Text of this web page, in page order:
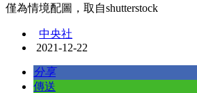
僅為情境配圖，取自shutterstock
中央社
2021-12-22
分享
傳送